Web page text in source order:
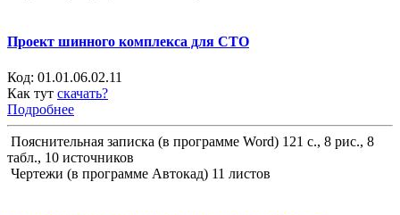
Проект шинного комплекса для СТО
Код: 01.01.06.02.11
Как тут скачать?
Подробнее
Пояснительная записка (в программе Word) 121 с., 8 рис., 8
табл., 10 источников
Чертежи (в программе Автокад) 11 листов